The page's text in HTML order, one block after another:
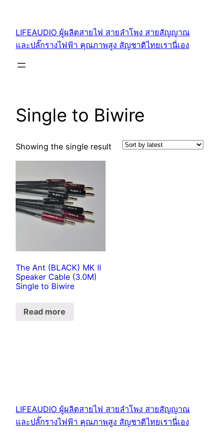
content
LIFEAUDIO ผู้ผลิตสายไฟ สายลำโพง สายสัญญาณ
และปลั๊กรางไฟฟ้า คุณภาพสูง สัญชาติไทยเรานี่เอง
Single to Biwire
Showing the single result
The Ant (BLACK) MK ll
Speaker Cable (3.0M)
Single to Biwire
Read more
LIFEAUDIO ผู้ผลิตสายไฟ สายลำโพง สายสัญญาณ
และปลั๊กรางไฟฟ้า คุณภาพสูง สัญชาติไทยเรานี่เอง